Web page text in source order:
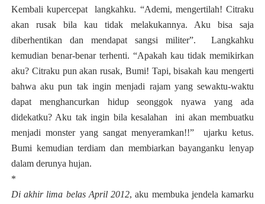
Kembali kupercepat langkahku. “Ademi, mengertilah! Citraku
akan rusak bila kau tidak melakukannya. Aku bisa saja
diberhentikan dan mendapat sangsi militer”. Langkahku
kemudian benar-benar terhenti. “Apakah kau tidak memikirkan
aku? Citraku pun akan rusak, Bumi! Tapi, bisakah kau mengerti
bahwa aku pun tak ingin menjadi rajam yang sewaktu-waktu
dapat menghancurkan hidup seonggok nyawa yang ada
didekatku? Aku tak ingin bila kesalahan ini akan membuatku
menjadi monster yang sangat menyeramkan!!” ujarku ketus.
Bumi kemudian terdiam dan membiarkan bayanganku lenyap
dalam derunya hujan.
*
Diakhir lima belasApril 2012, aku membuka jendela kamarku